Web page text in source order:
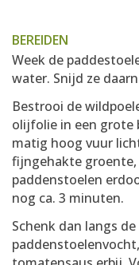
BEREIDEN
Week de
water. Snijd ze
Bestrooi de
olijfolie in een grote
matig hoog vuur
fijngehakte
paddenstoelen
nog ca. 3 minuten.
Schenk dan langs